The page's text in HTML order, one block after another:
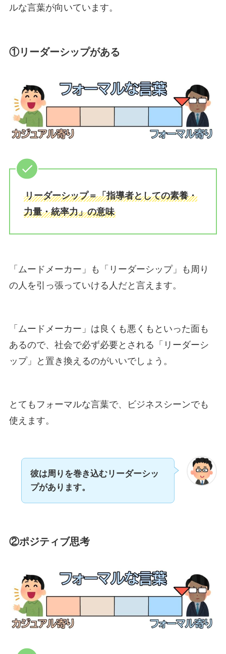
ルな言葉が向いています。
①リーダーシップがある
リーダーシップ＝「指導者としての素養・
力量・統率力」の意味
「ムードメーカー」も「リーダーシップ」も周り
の人を引っ張っていける人だと言えます。
「ムードメーカー」は良くも悪くもといった面も
あるので、社会で必ず必要とされる「リーダーシ
ップ」と置き換えるのがいいでしょう。
とてもフォーマルな言葉で、ビジネスシーンでも
使えます。
彼は周りを巻き込むリーダーシッ
プがあります。
②ポジティブ思考